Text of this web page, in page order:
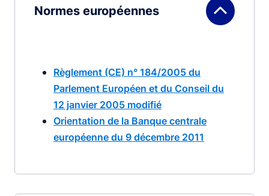
Normes européennes
Règlement (CE) n° 184/2005 du
Parlement Européen et du Conseil du
12 janvier 2005 modifié
Orientation de la Banque centrale
européenne du 9 décembre 2011